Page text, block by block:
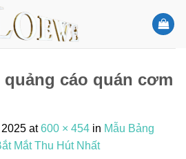
cáo quán cơm
at600 × 454 in Mẫu Bảng
Mắt Thu Hút Nhất